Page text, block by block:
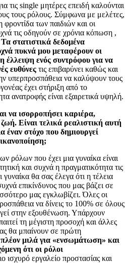
τις single μητέρες επειδή καλούνται
τους ρόλους. Σύμφωνα με μελέτες,
φροντίδα των παιδιών και οι
τις οδηγούν σε χρόνια κόπωση ,
Τα στατιστικά δεδομένα
πυκνά μου μεταφέρουν οι
έλλειψη ενός συντρόφου για να
ευθύνες τις επιβαρύνει καθώς και
υπερπροσπάθεια να καλύψουν τους
έχει στήριξη από το
ανατροφής είναι εξαιρετικά υψηλή.
να ισορροπήσει καριέρα,
Είναι τελικά ρεαλιστική αυτή
έναν στόχο που δημιουργεί
ρόλων που έχει μια γυναίκα είναι
και συχνά η πραγματικότητα τις
θα σας έλεγα ότι η τέλεια
επικίνδυνος που μας βάζει σε
μας εγκλωβίζει. Όλες οι
να δίνεις το 100% σε όλους
στην εξουθένωση. Υπάρχουν
τη μέγιστη προσοχή και άλλες
θα μπαίνουν σε πρώτη
μιλά για «ενσωμάτωση» και
ότι οι ρόλοι
ισχυρό εργαλείο προστασίας και